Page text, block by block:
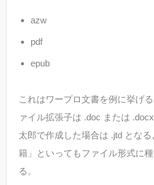
azw
pdf
epub
これはワープロ文書を例に挙げ
ァイル拡張子は .doc または
太郎で作成した場合は .jtd とな
籍」といってもファイル形式に
る。